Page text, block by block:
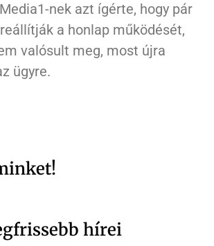
nek azt ígérte, hogy pár
a honlap működését,
valósult meg, most újra
ügyre.
hírei